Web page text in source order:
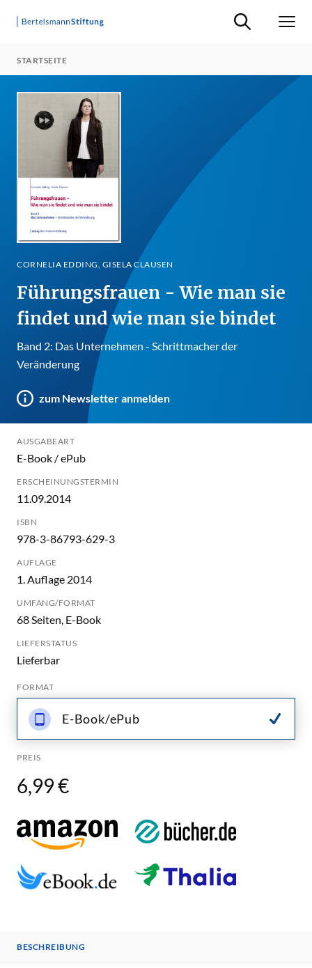
Suche ein-/
STARTSEITE
CORNELIA EDDING, GISELA CLAUSEN
Führungsfrauen - Wie man sie
findet und wie man sie bindet
Band 2: Das Unternehmen - Schrittmacher der
Veränderung
zum Newsletter anmelden
AUSGABEART
E-Book / ePub
ERSCHEINUNGSTERMIN
11.09.2014
ISBN
978-3-86793-629-3
AUFLAGE
1. Auflage 2014
UMFANG/FORMAT
68 Seiten, E-Book
LIEFERSTATUS
Lieferbar
FORMAT
E-Book/ePub
PREIS
6,99 €
BESCHREIBUNG